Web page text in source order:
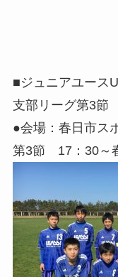
■ジュニアユース
支部リーグ第3節
●会場：春日市ス
第3節 17：30～